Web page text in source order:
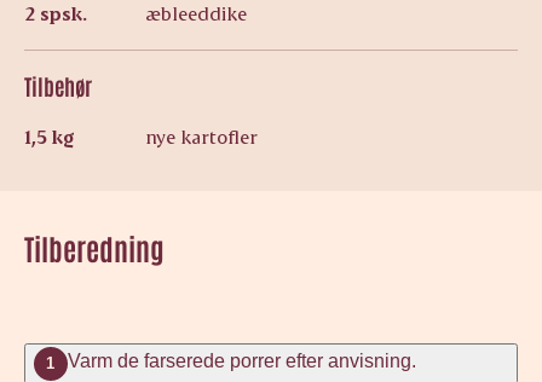
2 spsk.
æbleeddike
Tilbehør
1,5 kg nye kartofler
Tilberedning
1 Varm de farserede porrer efter anvisning.